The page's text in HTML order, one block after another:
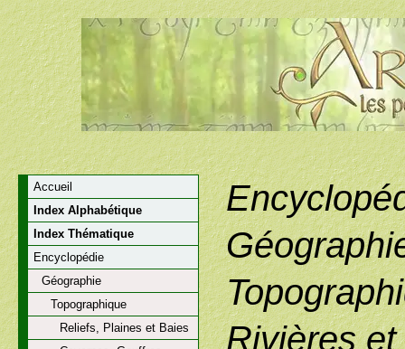
Accueil
Index Alphabétique
Index Thématique
Encyclopédie
Géographie
Topographique
Reliefs, Plaines et Baies
Rivières